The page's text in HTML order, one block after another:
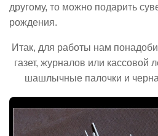
другому, то можно подарить
рождения.
Итак, для работы нам
газет, журналов или кассовой
шашлычные палочки и